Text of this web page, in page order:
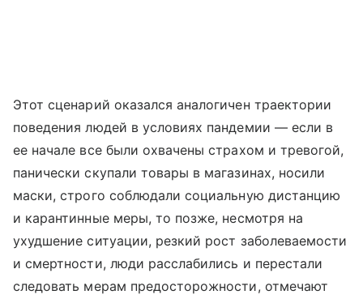
Этот сценарий оказался аналогичен траектории
поведения людей в условиях пандемии — если в
ее начале все были охвачены страхом и тревогой,
панически скупали товары в магазинах, носили
маски, строго соблюдали социальную дистанцию
и карантинные меры, то позже, несмотря на
ухудшение ситуации, резкий рост заболеваемости
и смертности, люди расслабились и перестали
следовать мерам предосторожности, отмечают